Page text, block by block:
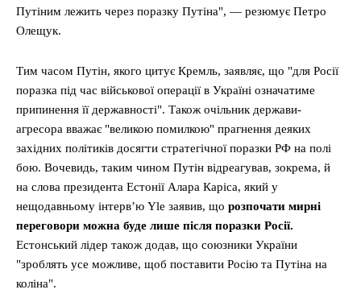
Меню
Київ
Україна
Політика
Світ
Технології
Путіним лежить через поразку Путіна", — резюмує Петро
Олещук.
Тим часом Путін, якого цитує Кремль, заявляє, що "для Росії
поразка під час військової операції в Україні означатиме
припинення її державності". Також очільник держави-
агресора вважає "великою помилкою" прагнення деяких
західних політиків досягти стратегічної поразки РФ на полі
бою. Вочевидь, таким чином Путін відреагував, зокрема, й
на слова президента Естонії Алара Каріса, який у
нещодавньому інтерв’ю Yle заявив, що розпочати мирні
переговори можна буде лише після поразки Росії.
Естонський лідер також додав, що союзники України
"зроблять усе можливе, щоб поставити Росію та Путіна на
коліна".